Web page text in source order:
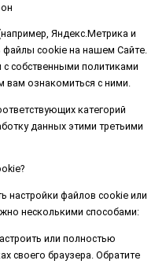
Яндекс.Метрика и
файлы cookie на нашем Сайте.
с собственными политиками
вам ознакомиться с ними.
категорий
данных этими третьими
настройки файлов cookie или
несколькими способами:
или полностью
своего браузера. Обратите